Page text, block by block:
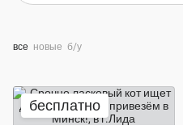
все новые б/у
бесплатно